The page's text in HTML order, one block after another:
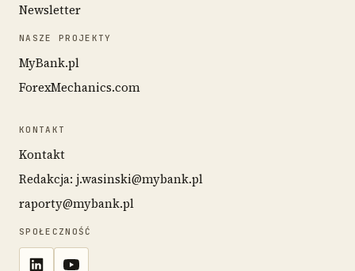
Newsletter
NASZE PROJEKTY
MyBank.pl
ForexMechanics.com
KONTAKT
Kontakt
Redakcja: j.wasinski@mybank.pl
raporty@mybank.pl
SPOŁECZNOŚĆ